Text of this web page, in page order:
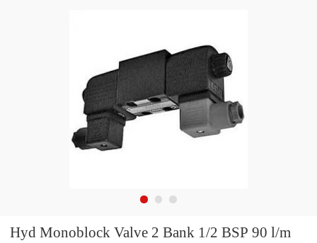
Hyd Monoblock Valve 2 Bank 1/2 BSP 90 l/m